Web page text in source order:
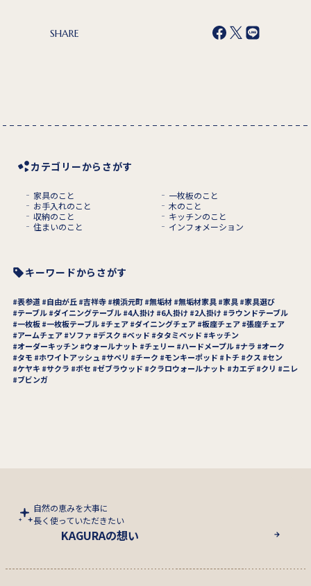
SHARE
カテゴリーからさがす
家具のこと
一枚板のこと
お手入れのこと
木のこと
収納のこと
キッチンのこと
住まいのこと
インフォメーション
キーワードからさがす
表参道 自由が丘 吉祥寺 横浜元町 無垢材 無垢材家具 家具
家具選び
テーブル ダイニングテーブル 4人掛け 6人掛け 2人掛け
ラウンドテーブル
一枚板 一枚板テーブル チェア ダイニングチェア 板座チェア 張座チェア
アームチェア
ソファ デスク ベッド タタミベッド
キッチン
オーダーキッチン
ウォールナット チェリー ハードメープル ナラ
オーク
タモ
ホワイトアッシュ サペリ チーク モンキーポッド トチ クス
セン
ケヤキ
サクラ ボセ ゼブラウッド クラロウォールナット カエデ クリ
ニレ
ブビンガ
自然の恵みを大事に
長く使っていただきたい
KAGURAの想い